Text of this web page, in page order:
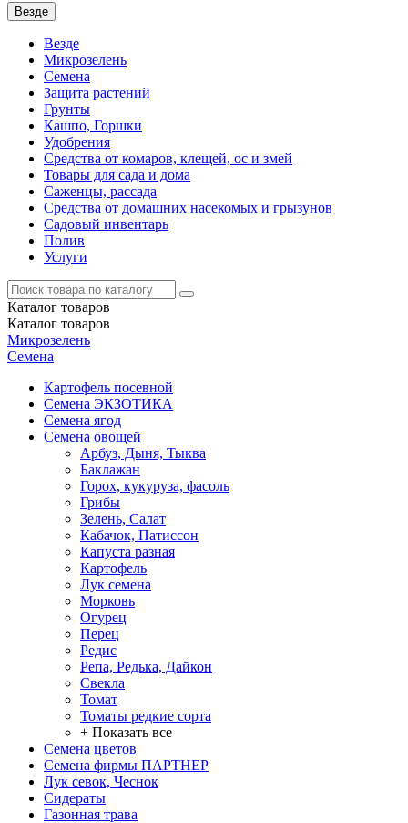
Везде
Везде
Микрозелень
Семена
Защита растений
Грунты
Кашпо, Горшки
Удобрения
Средства от комаров, клещей, ос и змей
Товары для сада и дома
Саженцы, рассада
Средства от домашних насекомых и грызунов
Садовый инвентарь
Полив
Услуги
Каталог товаров
Каталог товаров
Микрозелень
Семена
Картофель посевной
Семена ЭКЗОТИКА
Семена ягод
Семена овощей
Арбуз, Дыня, Тыква
Баклажан
Горох, кукуруза, фасоль
Грибы
Зелень, Салат
Кабачок, Патиссон
Капуста разная
Картофель
Лук семена
Морковь
Огурец
Перец
Редис
Репа, Редька, Дайкон
Свекла
Томат
Томаты редкие сорта
+ Показать все
Семена цветов
Семена фирмы ПАРТНЕР
Лук севок, Чеснок
Сидераты
Газонная трава